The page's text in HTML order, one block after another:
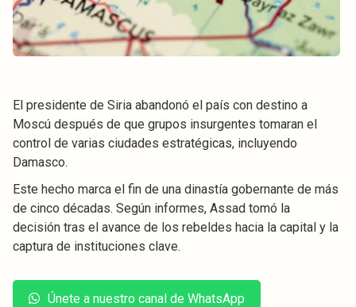
El presidente de Siria abandonó el país con destino a
Moscú después de que grupos insurgentes tomaran el
control de varias ciudades estratégicas, incluyendo
Damasco.
Este hecho marca el fin de una dinastía gobernante de más
de cinco décadas. Según informes, Assad tomó la
decisión tras el avance de los rebeldes hacia la capital y la
captura de instituciones clave.
Únete a nuestro canal de WhatsApp